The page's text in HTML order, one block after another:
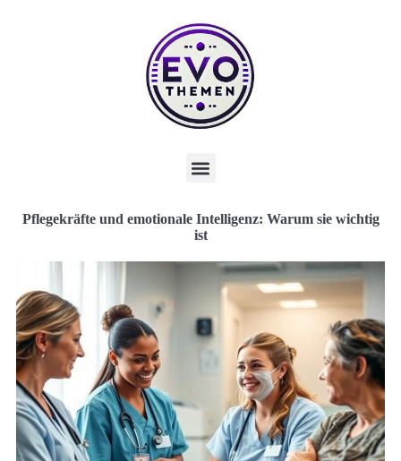
Pflegekräfte und emotionale Intelligenz: Warum sie wichtig
ist